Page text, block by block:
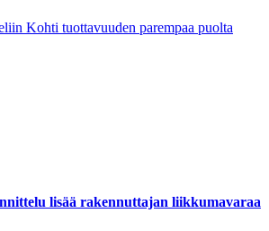
Kohti tuottavuuden parempaa puolta
lisää rakennuttajan liikkumavaraa